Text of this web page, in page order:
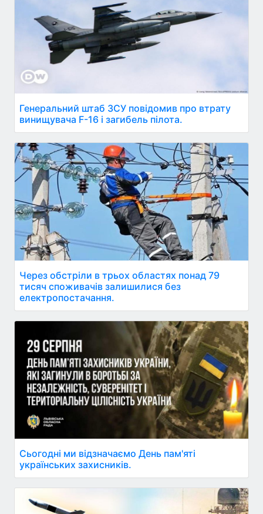
Генеральний штаб ЗСУ повідомив про втрату
винищувача F-16 і загибель пілота.
Через обстріли в трьох областях понад 79
тисяч споживачів залишилися без
електропостачання.
Сьогодні ми відзначаємо День пам'яті
українських захисників.